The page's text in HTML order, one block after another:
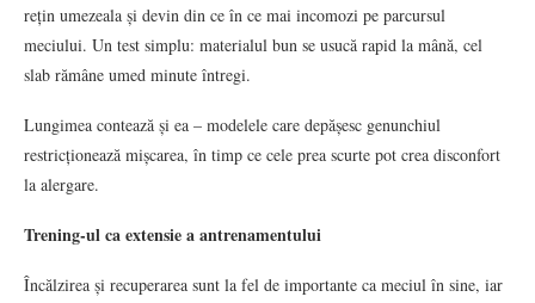
rețin umezeala și devin din ce în ce mai incomozi pe parcursul
meciului. Un test simplu: materialul bun se usucă rapid la mână, cel
slab rămâne umed minute întregi.
Lungimea contează și ea – modelele care depășesc genunchiul
restricționează mișcarea, în timp ce cele prea scurte pot crea disconfort
la alergare.
Trening-ul ca extensie a antrenamentului
Încălzirea și recuperarea sunt la fel de importante ca meciul în sine, iar